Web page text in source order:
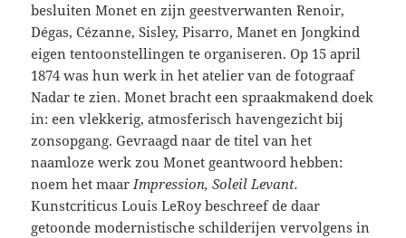
besluiten Monet en zijn geestverwanten Renoir,
Dégas, Cézanne, Sisley, Pisarro, Manet en Jongkind
eigen tentoonstellingen te organiseren. Op 15 april
1874 was hun werk in het atelier van de fotograaf
Nadar te zien. Monet bracht een spraakmakend doek
in: een vlekkerig, atmosferisch havengezicht bij
zonsopgang. Gevraagd naar de titel van het
naamloze werk zou Monet geantwoord hebben:
noem het maarImpression, Soleil Levant.
Kunstcriticus Louis LeRoy beschreef de daar
getoonde modernistische schilderijen vervolgens in